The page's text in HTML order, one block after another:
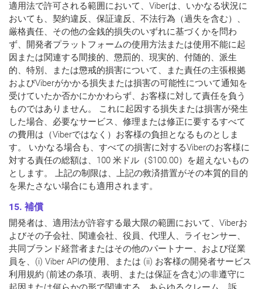
適用法で許可される範囲において、Viberは、いかなる状況に
おいても、契約違反、保証違反、不法行為（過失を含む）、
厳格責任、その他の金銭的損失のいずれに基づくかを問わ
ず、開発者プラットフォームの使用方法または使用不能に起
因または関連する間接的、懲罰的、現実的、付随的、派生
的、特別、または懲戒的損害について、また責任の主張根拠
およびViberがかかる損失または損害の可能性について通知を
受けていたか否かにかかわらず、お客様に対して責任を負う
ものではありません。 これに起因する損失または損害が発生
した場合、必要なサービス、修理または修正に要するすべて
の費用は（Viberではなく）お客様の負担となるものとしま
す。 いかなる場合も、すべての損害に対するViberのお客様に
対する責任の総額は、100 米ドル（$100.00）を超えないもの
とします。 上記の制限は、上記の救済措置がその本質的目的
を果たさない場合にも適用されます。
15. 補償
開発者は、適用法が許容する最大限の範囲において、Viberお
よびその子会社、関連会社、役員、代理人、ライセンサー、
共同ブランド経営者またはその他のパートナー、および従業
員を、(i) Viber APIの使用、または (ii) お客様の開発者サービス
利用規約 (前述の条項、表明、または保証を含む)の非遵守に